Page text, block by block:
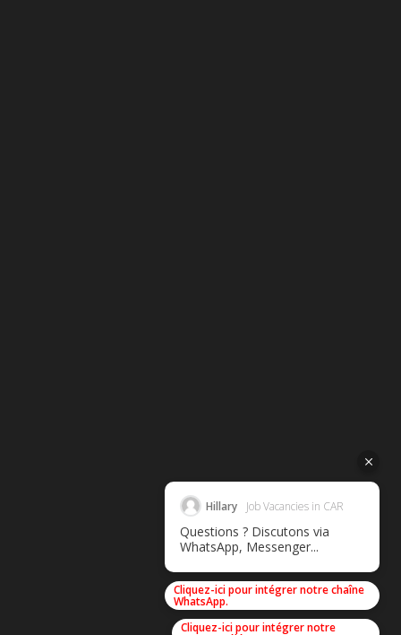
Hillary Job Vacancies in CAR
Questions ? Discutons via
WhatsApp, Messenger...
Cliquez-ici pour intégrer notre chaîne
WhatsApp.
Cliquez-ici pour intégrer notre